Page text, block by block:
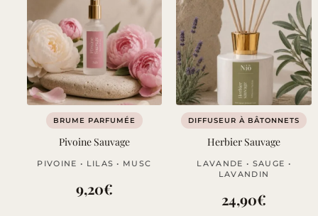
BRUME PARFUMÉE
Pivoine Sauvage
PIVOINE • LILAS • MUSC
9,20€
DIFFUSEUR À BÂTONNETS
Herbier Sauvage
LAVANDE • SAUGE •
LAVANDIN
24,90€